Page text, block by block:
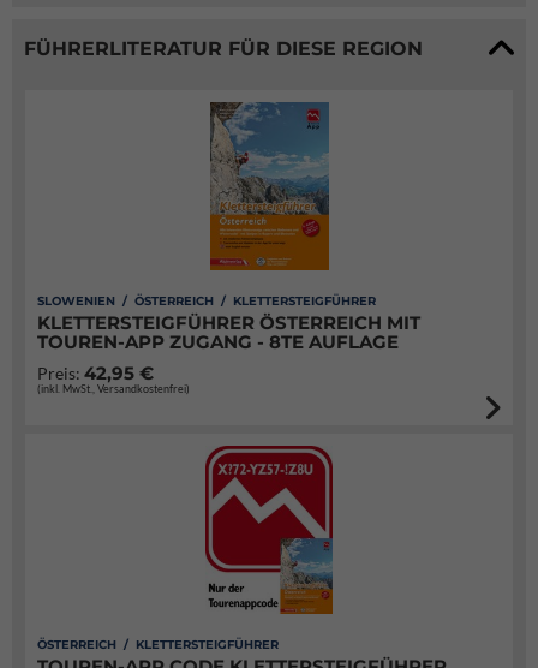
FÜHRERLITERATUR FÜR DIESE REGION
SLOWENIEN / ÖSTERREICH / KLETTERSTEIGFÜHRER
KLETTERSTEIGFÜHRER ÖSTERREICH MIT
TOUREN-APP ZUGANG - 8TE AUFLAGE
Preis: 42,95 €
(inkl. MwSt., Versandkostenfrei)
ÖSTERREICH / KLETTERSTEIGFÜHRER